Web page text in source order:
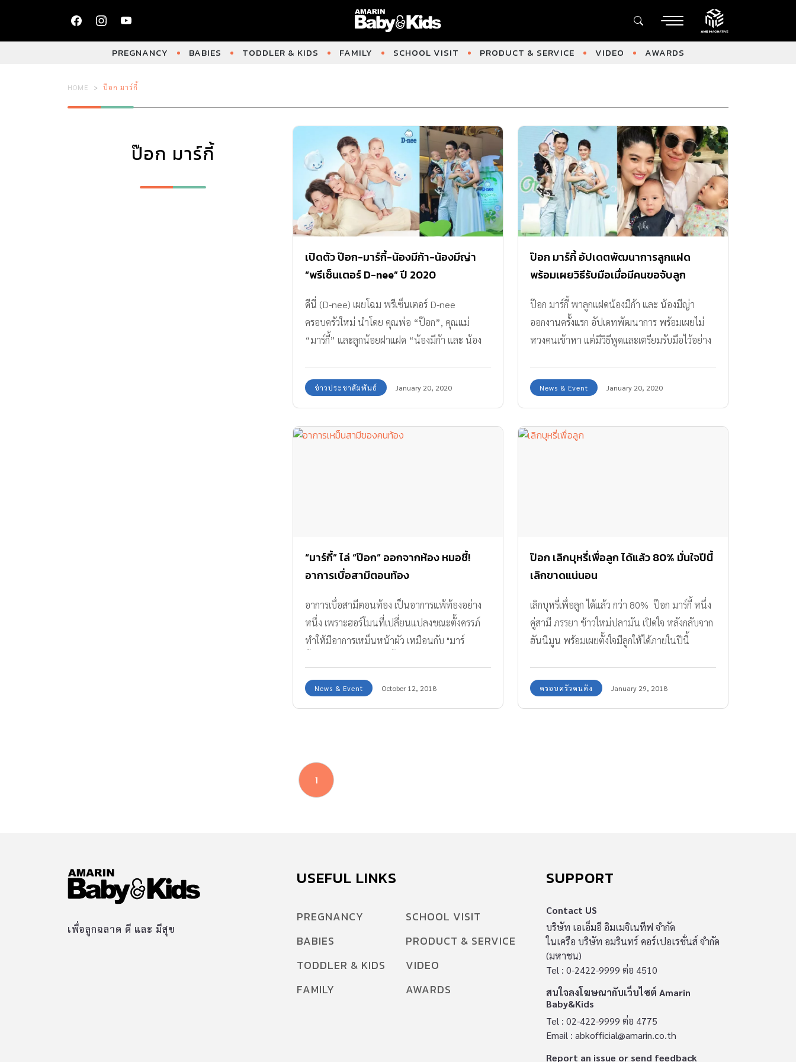
PREGNANCY BABIES TODDLER & KIDS FAMILY SCHOOL VISIT PRODUCT & SERVICE VIDEO AWARDS
HOME ป๊อก มาร์กี้
ป๊อก มาร์กี้
เปิดตัว ป๊อก-มาร์กี้-น้องมีก้า-น้องมีญ่า
“พรีเซ็นเตอร์ D-nee” ปี 2020
ดีนี่ (D-nee) เผยโฉม พรีเซ็นเตอร์ D-nee
ครอบครัวใหม่ นำโดย คุณพ่อ “ป๊อก”, คุณแม่
“มาร์กี้” และลูกน้อยฝาแฝด “น้องมีก้า และ น้อง
ข่าวประชาสัมพันธ์ January 20, 2020
ป๊อก มาร์กี้ อัปเดตพัฒนาการลูกแฝด
พร้อมเผยวิธีรับมือเมื่อมีคนขอจับลูก
ป๊อก มาร์กี้ พาลูกแฝดน้องมีก้า และ น้องมีญ่า
ออกงานครั้งแรก อัปเดทพัฒนาการ พร้อมเผยไม่
หวงคนเข้าหา แต่มีวิธีพูดและเตรียมรับมือไว้อย่าง
News & Event January 20, 2020
“มาร์กี้” ไล่ “ป๊อก” ออกจากห้อง หมอชี้!
อาการเบื่อสามีตอนท้อง
อาการเบื่อสามีตอนท้อง เป็นอาการแพ้ท้องอย่าง
หนึ่ง เพราะฮอร์โมนที่เปลี่ยนแปลงขณะตั้งครรภ์
ทำให้มีอาการเหม็นหน้าผัว เหมือนกับ "มาร์
News & Event October 12, 2018
ป๊อก เลิกบุหรี่เพื่อลูก ได้แล้ว 80% มั่นใจปีนี้
เลิกขาดแน่นอน
เลิกบุหรี่เพื่อลูก ได้แล้ว กว่า 80% ป๊อก มาร์กี้ หนึ่ง
คู่สามี ภรรยา ข้าวใหม่ปลามัน เปิดใจ หลังกลับจาก
ฮันนีมูน พร้อมเผยตั้งใจมีลูกให้ได้ภายในปีนี้
ครอบครัวคนดัง January 29, 2018
1
เพื่อลูกฉลาด ดี และ มีสุข
USEFUL LINKS
PREGNANCY
BABIES
TODDLER & KIDS
FAMILY
SCHOOL VISIT
PRODUCT & SERVICE
VIDEO
AWARDS
SUPPORT
Contact US
บริษัท เอเอ็มอี อิมเมจิเนทีฟ จำกัด
ในเครือ บริษัท อมรินทร์ คอร์เปอเรชั่นส์ จำกัด
(มหาชน)
Tel : 0-2422-9999 ต่อ 4510
สนใจลงโฆษณากับเว็บไซต์ Amarin
Baby&Kids
Tel : 02-422-9999 ต่อ 4775
Email : abkofficial@amarin.co.th
Report an issue or send feedback